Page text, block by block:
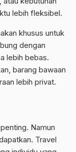
lebih fleksibel.
khusus untuk
dengan
lebih bebas.
barang bawaan
lebih privat.
Namun
Travel